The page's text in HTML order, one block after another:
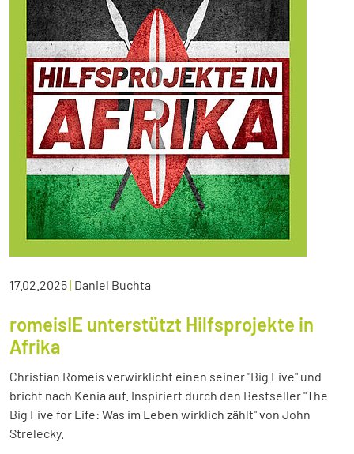
17.02.2025| Daniel Buchta
romeisIE unterstützt Hilfsprojekte in
Afrika
Christian Romeis verwirklicht einen seiner "Big Five" und
bricht nach Kenia auf. Inspiriert durch den Bestseller "The
Big Five for Life: Was im Leben wirklich zählt" von John
Strelecky.